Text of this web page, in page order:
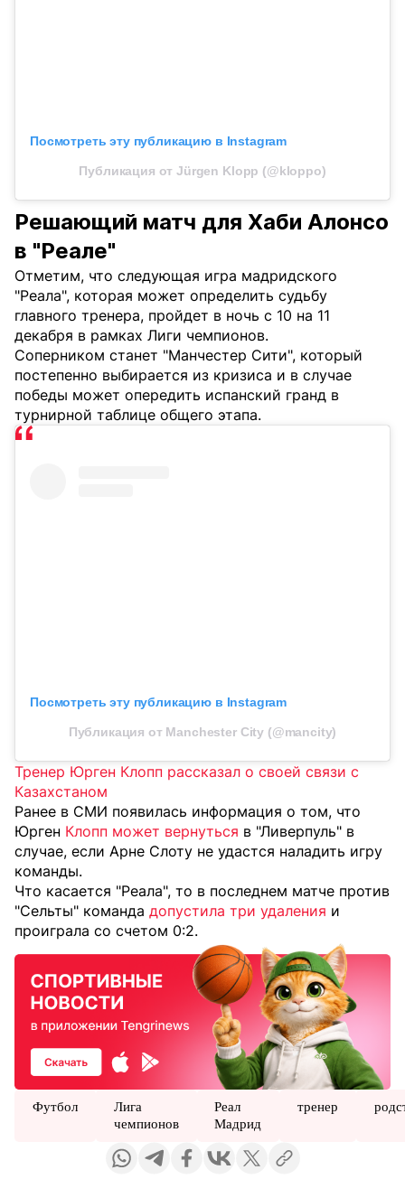
Посмотреть эту публикацию в Instagram
Публикация от Jürgen Klopp (@kloppo)
Решающий матч для Хаби Алонсо
в "Реале"
Отметим, что следующая игра мадридского
"Реала", которая может определить судьбу
главного тренера, пройдет в ночь с 10 на 11
декабря в рамках Лиги чемпионов.
Соперником станет "Манчестер Сити", который
постепенно выбирается из кризиса и в случае
победы может опередить испанский гранд в
турнирной таблице общего этапа.
Посмотреть эту публикацию в Instagram
Публикация от Manchester City (@mancity)
Тренер Юрген Клопп рассказал о своей связи с
Казахстаном
Ранее в СМИ появилась информация о том, что
Юрген Клопп может вернуться в "Ливерпуль" в
случае, если Арне Слоту не удастся наладить игру
команды.
Что касается "Реала", то в последнем матче против
"Сельты" команда допустила три удаления и
проиграла со счетом 0:2.
Футбол
Лига
чемпионов
Реал
Мадрид
тренер